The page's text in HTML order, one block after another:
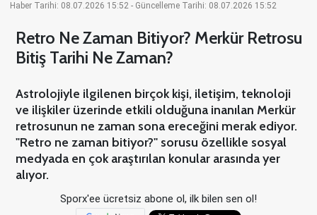
Haber Tarihi: 08.07.2026 15:52 - Güncelleme Tarihi: 08.07.2026 15:52
Retro Ne Zaman Bitiyor? Merkür Retrosu
Bitiş Tarihi Ne Zaman?
Astrolojiyle ilgilenen birçok kişi, iletişim, teknoloji
ve ilişkiler üzerinde etkili olduğuna inanılan Merkür
retrosunun ne zaman sona ereceğini merak ediyor.
"Retro ne zaman bitiyor?" sorusu özellikle sosyal
medyada en çok araştırılan konular arasında yer
alıyor.
Sporx'ee ücretsiz abone ol, ilk bilen sen ol!